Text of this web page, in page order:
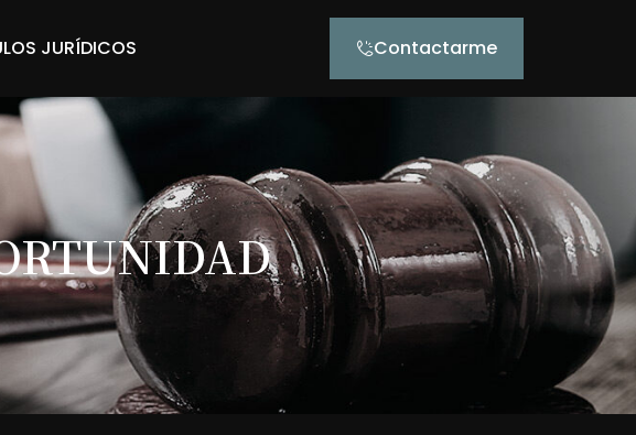
JURÍDICOS Contactarme